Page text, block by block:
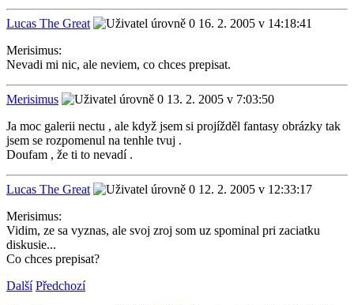
Lucas The Great
16. 2. 2005 v 14:18:41
Merisimus:
Nevadi mi nic, ale neviem, co chces prepisat.
Merisimus
13. 2. 2005 v 7:03:50
Ja moc galerii nectu , ale když jsem si projížděl fantasy obrázky tak
jsem se rozpomenul na tenhle tvuj .
Doufam , že ti to nevadí .
Lucas The Great
12. 2. 2005 v 12:33:17
Merisimus:
Vidim, ze sa vyznas, ale svoj zroj som uz spominal pri zaciatku
diskusie...
Co chces prepisat?
Další Předchozí